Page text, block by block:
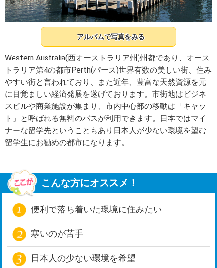
アルバムで写真をみる
Western Australia(西オーストラリア州)州都であり、オース
トラリア第4の都市Perth(パース)世界有数の美しい街、住み
やすい街と言われており、また近年、豊富な天然資源を元
に目覚ましい経済発展を遂げております。市街地はビジネ
スビルや商業施設が集まり、市内中心部の移動は「キャッ
ト」と呼ばれる無料のバスが利用できます。日本ではマイ
ナーな留学先ということもあり日本人が少ない環境を望む
留学生にお勧めの都市になります。
こんな方にオススメ！
便利で落ち着いた環境に住みたい
寒いのが苦手
日本人の少ない環境を希望